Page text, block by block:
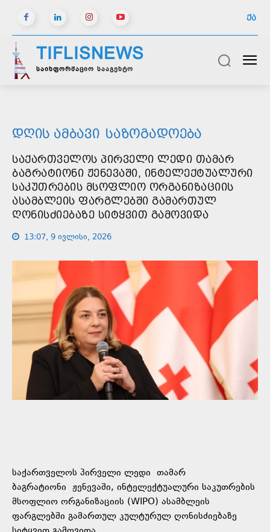
ᲥᲐ
TIFLISNEWS
საინფორმაციო სააგენტო
ᲓᲦᲘᲡ ᲐᲛᲑᲐᲕᲘ ᲡᲐᲖᲝᲒᲐᲓᲝᲔᲑᲐ
ᲡᲐᲥᲐᲠᲗᲕᲔᲚᲝᲡ ᲞᲘᲠᲕᲔᲚᲘ ᲚᲔᲓᲘ ᲗᲐᲛᲐᲠ
ᲑᲐᲒᲠᲐᲢᲘᲝᲜᲘ ᲟᲔᲜᲔᲕᲐᲨᲘ, ᲘᲜᲢᲔᲚᲔᲥᲢᲣᲐᲚᲣᲠᲘ
ᲡᲐᲙᲣᲗᲠᲔᲑᲘᲡ ᲛᲡᲝᲤᲚᲘᲝ ᲝᲠᲒᲐᲜᲘᲖᲐᲪᲘᲘᲡ
ᲐᲡᲐᲛᲑᲚᲔᲘᲡ ᲤᲐᲠᲒᲚᲔᲑᲨᲘ ᲒᲐᲛᲐᲠᲗᲣᲚ
ᲦᲝᲜᲘᲡᲫᲘᲔᲑᲐᲖᲔ ᲡᲘᲢᲧᲕᲘᲗ ᲒᲐᲛᲝᲕᲘᲓᲐ
13:07, 9 ივლისი, 2026
საქართველოს პირველი ლედი თამარ
ბაგრატიონი ჟენევაში, ინტელექტუალური საკუთრების
მსოფლიო ორგანიზაციის (WIPO) ასამბლეის
ფარგლებში გამართულ კულტურულ ღონისძიებაზე